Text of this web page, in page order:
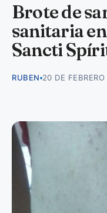
Brote de
sanitaria
Sancti
RUBEN 20 DE